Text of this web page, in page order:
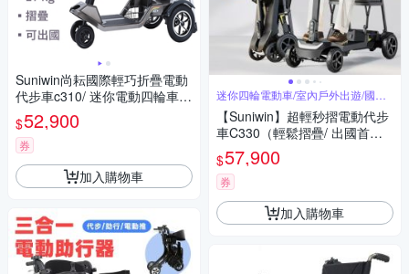
Suniwin尚耘國際輕巧折疊電動
代步車c310/ 迷你電動四輪車/
室內戶外出遊/ 國內外旅行
$52,900
券
加入購物車
迷你四輪電動車/室內戶外出遊/國內
外旅行
【Suniwin】超輕秒摺電動代步
車C330（輕鬆摺疊/ 出國首選/
老人長輩/ 室內戶外出遊）
$57,900
券
加入購物車